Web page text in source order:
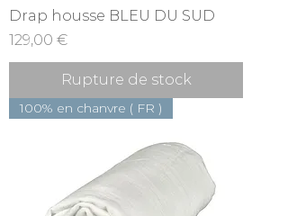
Drap housse BLEU DU SUD
Prix
129,00 €
Rupture de stock
100% en chanvre ( FR )